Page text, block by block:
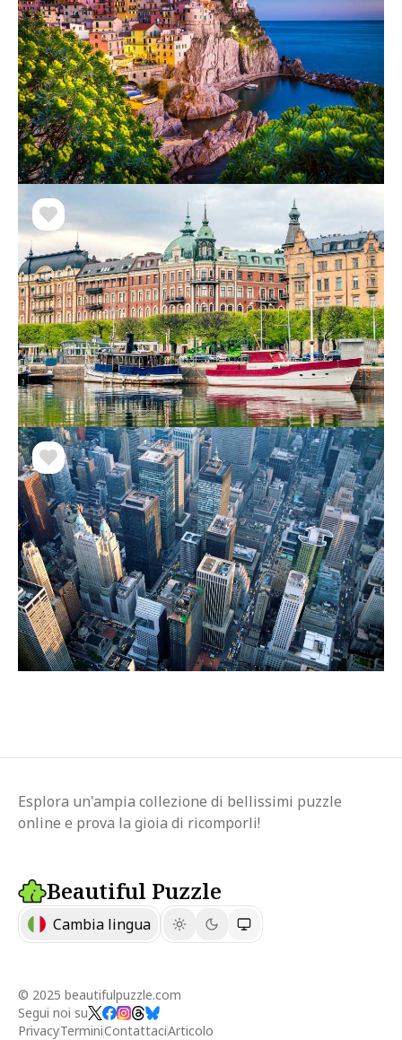
Esplora un'ampia collezione di bellissimi puzzle
online e prova la gioia di ricomporli!
Beautiful Puzzle
Cambia lingua
© 2025 beautifulpuzzle.com
Segui noi su
PrivacyTerminiContattaciArticolo